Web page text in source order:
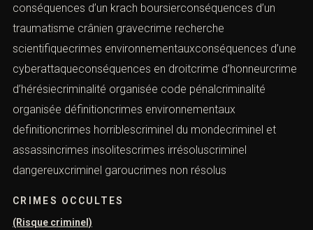
conséquences d’un krach boursierconséquences d’un
traumatisme crânien gravecrime recherche
scientifiquecrimes environnementauxconséquences d’une
cyberattaqueconséquences en droitcrime d’honneurcrime
d’hérésiecriminalité organisée code pénalcriminalité
organisée définitioncrimes environnementaux
definitioncrimes horriblescriminel du mondecriminel et
assassincrimes insolitescrimes irrésoluscriminel
dangereuxcriminel garoucrimes non résolus
CRIMES OCCULTES
(Risque criminel)